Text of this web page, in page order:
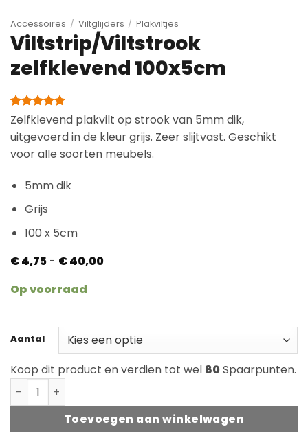
Accessoires / Viltglijders / Plakviltjes
Viltstrip/Viltstrook
zelfklevend 100x5cm
Gewaardeerd
gebaseerd
op
81
klantbeoordelingen
Zelfklevend plakvilt op strook van 5mm dik,
uitgevoerd in de kleur grijs. Zeer slijtvast. Geschikt
voor alle soorten meubels.
5mm dik
Grijs
100 x 5cm
€4,75 - €40,00Prijsklasse:
Op voorraad
Aantal
Koop dit product en verdien tot wel 80Spaarpunten.
Viltstrip/Viltstrook zelfklevend 100x5cm aantal
Toevoegen aan winkelwagen